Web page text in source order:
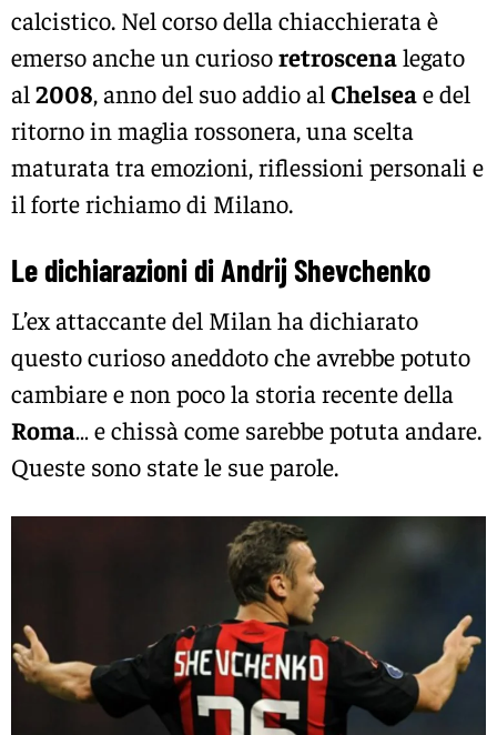
calcistico. Nel corso della chiacchierata è
emerso anche un curiosoretroscenalegato
al 2008, anno del suo addio al Chelseae del
ritorno in maglia rossonera, una scelta
maturata tra emozioni, riflessioni personali e
il forte richiamo di Milano.
Le dichiarazioni di Andrij Shevchenko
L’ex attaccante del Milan ha dichiarato
questo curioso aneddoto che avrebbe potuto
cambiare e non poco la storia recente della
Roma… e chissà come sarebbe potuta andare.
Queste sono state le sue parole.